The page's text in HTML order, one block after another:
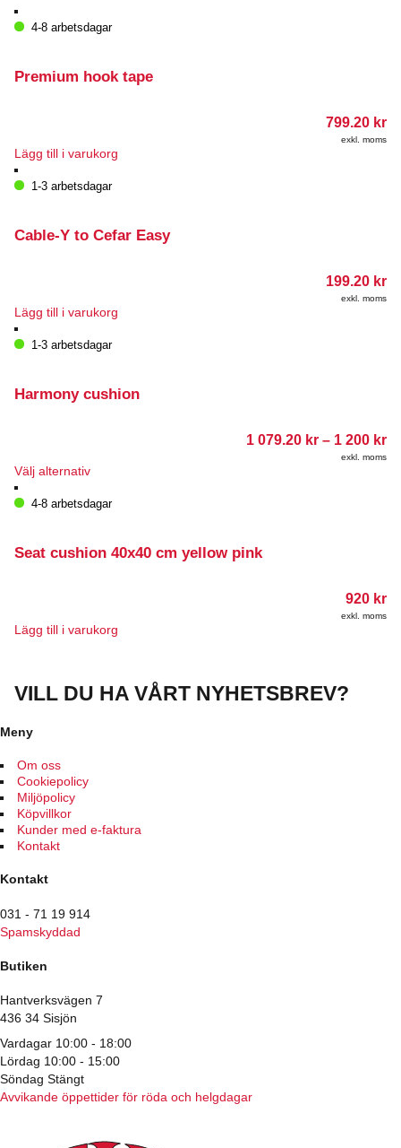
4-8 arbetsdagar
Premium hook tape
799.20 kr
exkl. moms
Lägg till i varukorg
1-3 arbetsdagar
Cable-Y to Cefar Easy
199.20 kr
exkl. moms
Lägg till i varukorg
1-3 arbetsdagar
Harmony cushion
1 079.20 kr – 1 200 kr
1
exkl. moms
Välj alternativDen
produkten
varianter.
väljas
4-8 arbetsdagar
Seat cushion 40x40 cm yellow pink
920 kr
exkl. moms
Lägg till i varukorg
VILL DU HA VÅRT NYHETSBREV?
Meny
Om oss
Cookiepolicy
Miljöpolicy
Köpvillkor
Kunder med e-faktura
Kontakt
Kontakt
031 - 71 19 914
Spamskyddad
Butiken
Hantverksvägen 7
436 34 Sisjön
Vardagar 10:00 - 18:00
Lördag 10:00 - 15:00
Söndag Stängt
Avvikande öppettider för röda och helgdagar